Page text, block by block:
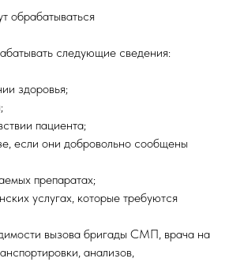
обрабатываться
следующие сведения:
здоровья;
пациента;
если они добровольно сообщены
препаратах;
услугах, которые требуются
вызова бригады СМП, врача на
анализов,